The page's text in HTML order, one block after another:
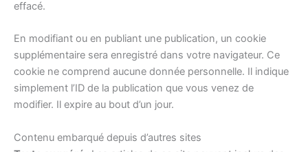
effacé.
En modifiant ou en publiant une publication, un cookie
supplémentaire sera enregistré dans votre navigateur. Ce
cookie ne comprend aucune donnée personnelle. Il indique
simplement l’ID de la publication que vous venez de
modifier. Il expire au bout d’un jour.
Contenu embarqué depuis d’autres sites